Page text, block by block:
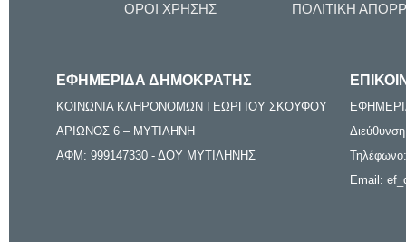
ΟΡΟΙ ΧΡΗΣΗΣ ΠΟΛΙΤΙΚΗ
ΕΦΗΜΕΡΙΔΑ ΔΗΜΟΚΡΑΤΗΣ
ΚΟΙΝΩΝΙΑ ΚΛΗΡΟΝΟΜΩΝ ΓΕΩΡΓΙΟΥ ΣΚΟΥΦΟΥ
ΑΡΙΩΝΟΣ 6 – ΜΥΤΙΛΗΝΗ
ΑΦΜ: 999147330 - ΔΟΥ ΜΥΤΙΛΗΝΗΣ
Email: